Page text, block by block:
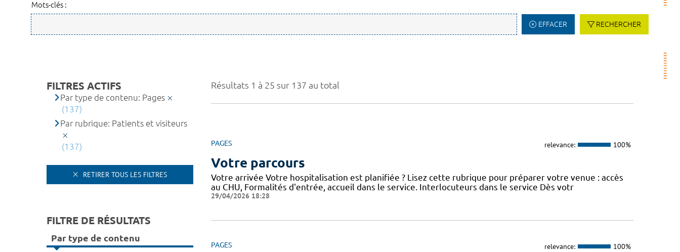
Mots-clés :
EFFACER RECHERCHER
Résultats 1 à 25 sur 137 au total
PAGES relevance: 100%
Votre parcours
Votre arrivée Votre hospitalisation est planifiée ? Lisez cette rubrique pour préparer votre venue : accès
au CHU, Formalités d'entrée, accueil dans le service. Interlocuteurs dans le service Dès votr
29/04/2026 18:28
PAGES relevance: 100%
FILTRES ACTIFS
Par type de contenu: Pages
(137)
Par rubrique: Patients et visiteurs
(137)
RETIRER TOUS LES FILTRES
FILTRE DE RÉSULTATS
Par type de contenu